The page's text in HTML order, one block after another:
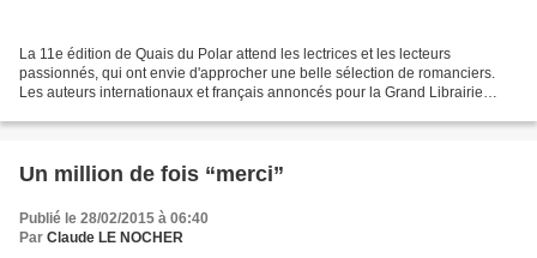
La 11e édition de Quais du Polar attend les lectrices et les lecteurs
passionnés, qui ont envie d'approcher une belle sélection de romanciers.
Les auteurs internationaux et français annoncés pour la Grand Librairie
Un million de fois “merci”
Publié le 28/02/2015 à 06:40
Par Claude LE NOCHER